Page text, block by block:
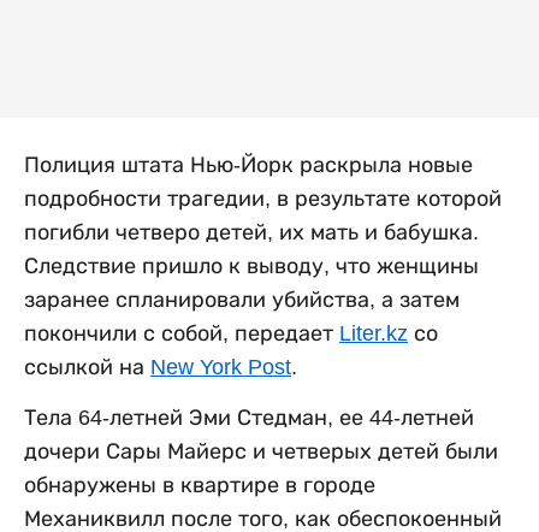
Полиция штата Нью-Йорк раскрыла новые
подробности трагедии, в результате которой
погибли четверо детей, их мать и бабушка.
Следствие пришло к выводу, что женщины
заранее спланировали убийства, а затем
покончили с собой, передает Liter.kz со
ссылкой на New York Post.
Тела 64-летней Эми Стедман, ее 44-летней
дочери Сары Майерс и четверых детей были
обнаружены в квартире в городе
Механиквилл после того, как обеспокоенный